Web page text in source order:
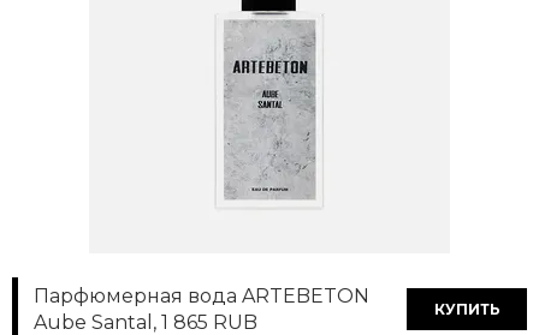
Парфюмерная вода ARTEBETON
Aube Santal, 1 865 RUB
КУПИТЬ